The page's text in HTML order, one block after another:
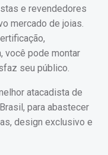
e revendedores
mercado de joias.
você pode montar
seu público.
atacadista de
para abastecer
design exclusivo e